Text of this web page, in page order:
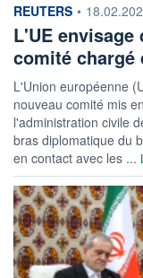
information fournie par
REUTERS •
L'UE
comité chargé
L'Union européenne
nouveau comité mis
l'administration civile
bras diplomatique du
en contact avec les ...